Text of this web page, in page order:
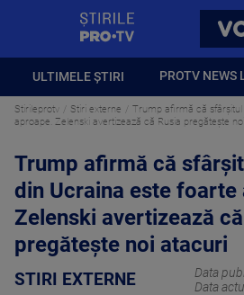
ULTIMELE ȘTIRI PROTV NEWS
Stirileprotv Stiri externe
Trump afirmă că sfârşitul
aproape. Zelenski avertizează că Rusia pregăteşte
Trump afirmă că
din Ucraina este foarte
Zelenski avertizează
pregăteşte noi atacuri
STIRI EXTERNE Data
Data